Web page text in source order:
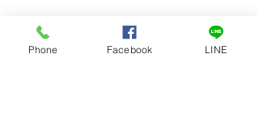
Phone Facebook LINE